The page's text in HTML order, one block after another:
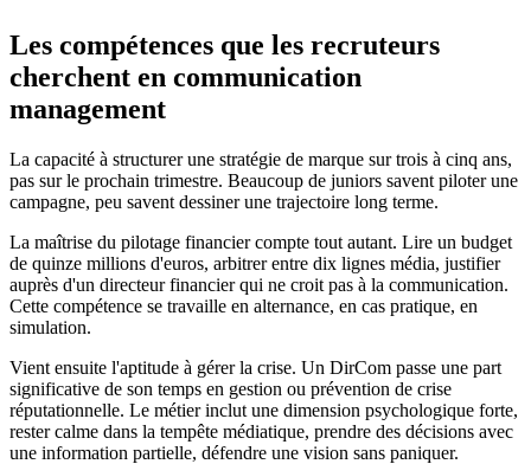
Les compétences que les recruteurs
cherchent en communication
management
La capacité à structurer une stratégie de marque sur trois à cinq ans,
pas sur le prochain trimestre. Beaucoup de juniors savent piloter une
campagne, peu savent dessiner une trajectoire long terme.
La maîtrise du pilotage financier compte tout autant. Lire un budget
de quinze millions d'euros, arbitrer entre dix lignes média, justifier
auprès d'un directeur financier qui ne croit pas à la communication.
Cette compétence se travaille en alternance, en cas pratique, en
simulation.
Vient ensuite l'aptitude à gérer la crise. Un DirCom passe une part
significative de son temps en gestion ou prévention de crise
réputationnelle. Le métier inclut une dimension psychologique forte,
rester calme dans la tempête médiatique, prendre des décisions avec
une information partielle, défendre une vision sans paniquer.